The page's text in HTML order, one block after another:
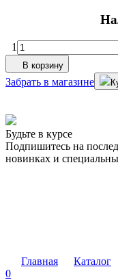
1
В корзину
Забрать в магазине
Будьте в курсе
Подпишитесь на
новинках и
Главная
Каталог
0